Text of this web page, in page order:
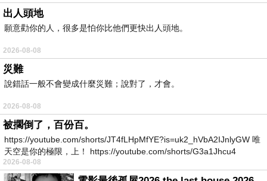
最喜歡的首推 ちびっこうべ （#小不點神戶），將設計
出人頭地
願意勸你的人，很多是怕你比他們更快出人頭地。
2026-08-08
災難
說錯話一般不會變成什麼災難；說對了，才會。
2026-08-08
被擱倒了，百份百。
https://youtube.com/shorts/JT4fLHpMfYE?is=uk2_hVbA2IJnlyGW 唯
天空是你的極限，上！ https://youtube.com/shorts/G3a1Jhcu4
2026-08-08